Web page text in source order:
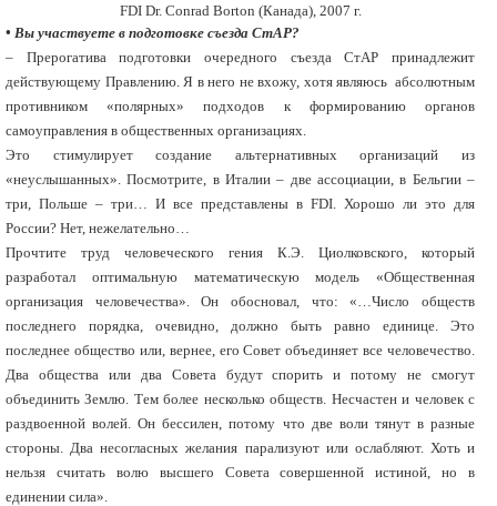
FDI Dr. Сonrad Borton (Канада), 2007 г.
• Вы участвуете в подготовке съезда СтАР?
– Прерогатива подготовки очередного съезда СтАР принадлежит
действующему Правлению. Я в него не вхожу, хотя являюсь абсолютным
противником «полярных» подходов к формированию органов
самоуправления в общественных организациях.
Это стимулирует создание альтернативных организаций из
«неуслышанных». Посмотрите, в Италии – две ассоциации, в Бельгии –
три, Польше – три… И все представлены в FDI. Хорошо ли это для
России? Нет, нежелательно…
Прочтите труд человеческого гения К.Э. Циолковского, который
разработал оптимальную математическую модель «Общественная
организация человечества». Он обосновал, что: «…Число обществ
последнего порядка, очевидно, должно быть равно единице. Это
последнее общество или, вернее, его Совет объединяет все человечество.
Два общества или два Совета будут спорить и потому не смогут
объединить Землю. Тем более несколько обществ. Несчастен и человек с
раздвоенной волей. Он бессилен, потому что две воли тянут в разные
стороны. Два несогласных желания парализуют или ослабляют. Хоть и
нельзя считать волю высшего Совета совершенной истиной, но в
единении сила».